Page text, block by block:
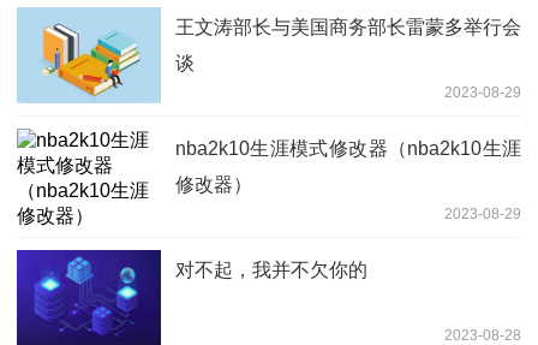
王文涛部长与美国商务部长雷蒙多举行会
谈
2023-08-29
nba2k10生涯模式修改器（nba2k10生涯
修改器）
2023-08-29
对不起，我并不欠你的
2023-08-28